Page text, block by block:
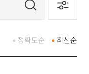
최신순
정확도순